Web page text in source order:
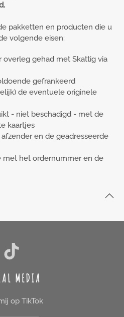
pakketten en producten die u
volgende eisen:
overleg gehad met Skattig via
gefrankeerd
de eventuele originele
- niet beschadigd - met de
kaartjes
en de geadresseerde
met het ordernummer en de
MEDIA
op TikTok